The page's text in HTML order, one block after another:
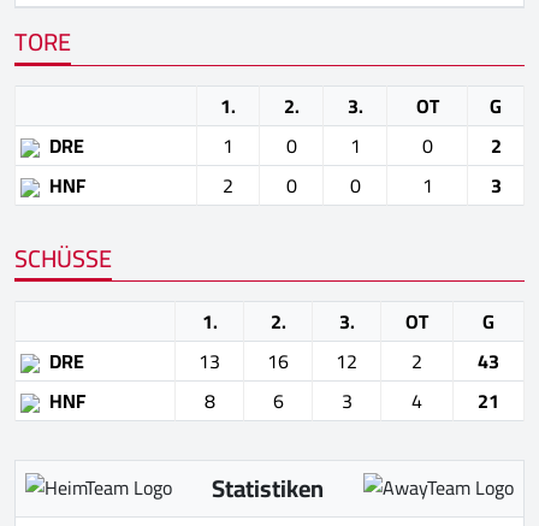
TORE
1. 2. 3. OT
G
DRE
1 0 1 0
2
HNF
2 0 0 1 3
SCHÜSSE
1. 2. 3. OT
G
DRE
13 16 12 2
43
HNF
8 6 3 4 21
Statistiken